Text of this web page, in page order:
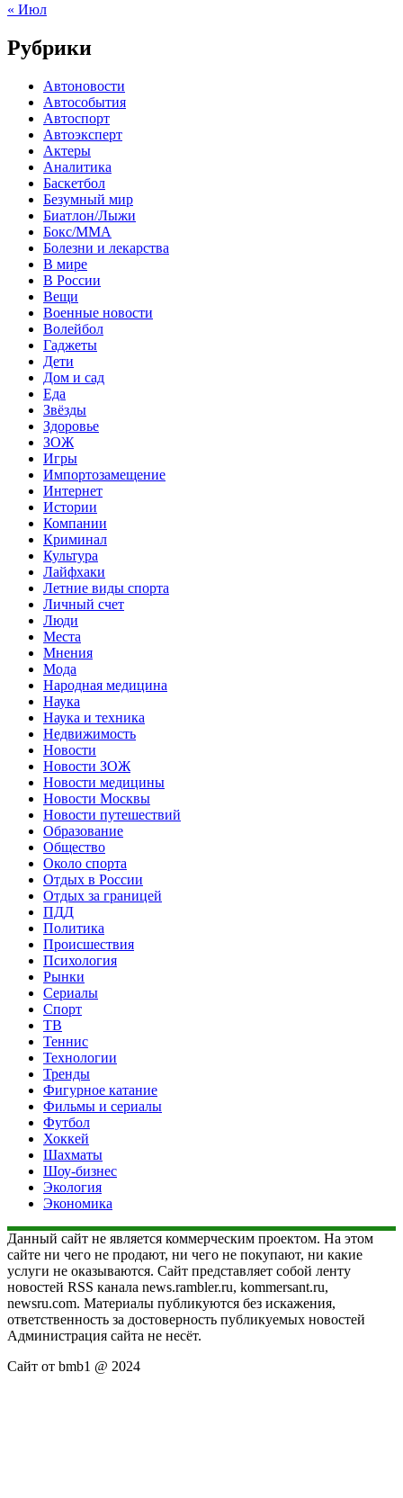
« Июл
Рубрики
Автоновости
Автособытия
Автоспорт
Автоэксперт
Актеры
Аналитика
Баскетбол
Безумный мир
Биатлон/Лыжи
Бокс/MMA
Болезни и лекарства
В мире
В России
Вещи
Военные новости
Волейбол
Гаджеты
Дети
Дом и сад
Еда
Звёзды
Здоровье
ЗОЖ
Игры
Импортозамещение
Интернет
Истории
Компании
Криминал
Культура
Лайфхаки
Летние виды спорта
Личный счет
Люди
Места
Мнения
Мода
Народная медицина
Наука
Наука и техника
Недвижимость
Новости
Новости ЗОЖ
Новости медицины
Новости Москвы
Новости путешествий
Образование
Общество
Около спорта
Отдых в России
Отдых за границей
ПДД
Политика
Происшествия
Психология
Рынки
Сериалы
Спорт
ТВ
Теннис
Технологии
Тренды
Фигурное катание
Фильмы и сериалы
Футбол
Хоккей
Шахматы
Шоу-бизнес
Экология
Экономика
Данный сайт не является коммерческим проектом. На этом
сайте ни чего не продают, ни чего не покупают, ни какие
услуги не оказываются. Сайт представляет собой ленту
новостей RSS канала news.rambler.ru, kommersant.ru,
newsru.com. Материалы публикуются без искажения,
ответственность за достоверность публикуемых новостей
Администрация сайта не несёт.
Сайт от bmb1 @ 2024